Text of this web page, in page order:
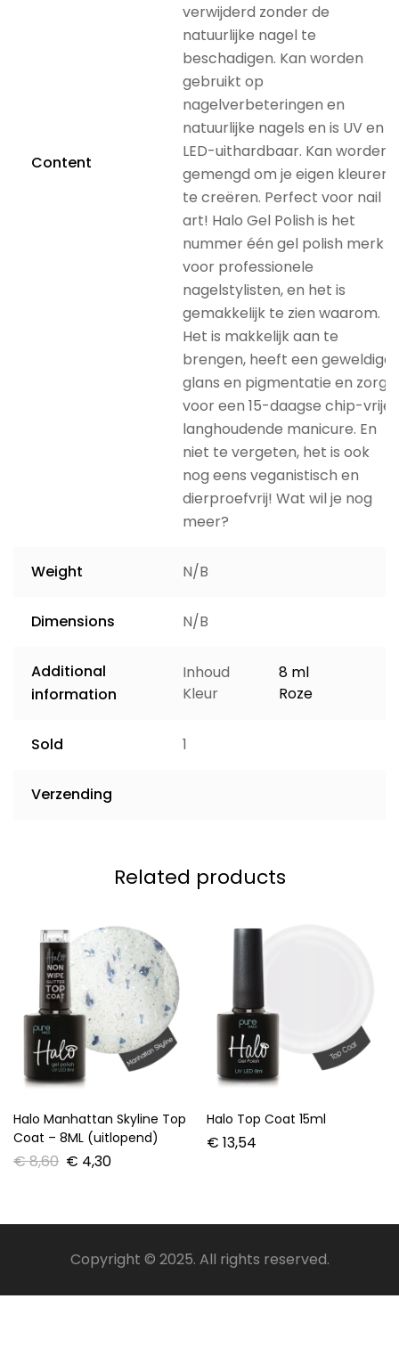
Content
verwijderd zonder de
natuurlijke nagel te
beschadigen. Kan worden
gebruikt op
nagelverbeteringen en
natuurlijke nagels en is UV en
LED-uithardbaar. Kan worden
gemengd om je eigen kleuren
te creëren. Perfect voor nail
art! Halo Gel Polish is het
nummer één gel polish merk
voor professionele
nagelstylisten, en het is
gemakkelijk te zien waarom.
Het is makkelijk aan te
brengen, heeft een geweldige
glans en pigmentatie en zorgt
voor een 15-daagse chip-vrije,
langhoudende manicure. En
niet te vergeten, het is ook
nog eens veganistisch en
dierproefvrij! Wat wil je nog
meer?
Weight N/B
Dimensions N/B
Additional
information
Inhoud
8 ml
Kleur
Roze
Sold 1
Verzending
Related products
Halo Manhattan Skyline Top
Coat – 8ML (uitlopend)
€8,60 € 4,30
Halo Top Coat 15ml
€ 13,54
Copyright © 2025. All rights reserved.